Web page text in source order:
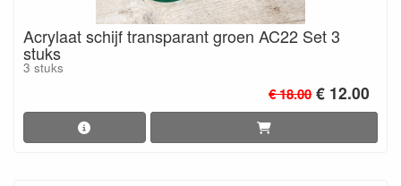
Acrylaat schijf transparant groen AC22 Set 3
stuks
3 stuks
€ 18.00 € 12.00